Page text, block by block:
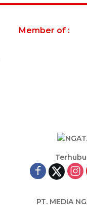
Member of :
PT. MEDIA